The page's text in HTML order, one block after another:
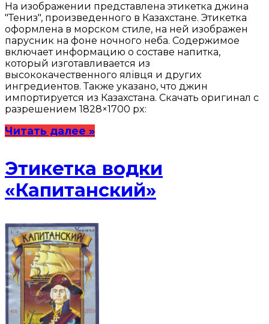
На изображении представлена этикетка джина
"Тениз", произведенного в Казахстане. Этикетка
оформлена в морском стиле, на ней изображен
парусник на фоне ночного неба. Содержимое
включает информацию о составе напитка,
который изготавливается из
высококачественного ялівця и других
ингредиентов. Также указано, что джин
импортируется из Казахстана. Скачать оригинал с
разрешением 1828×1700 px:
Читать далее »
Этикетка водки
«Капитанский»